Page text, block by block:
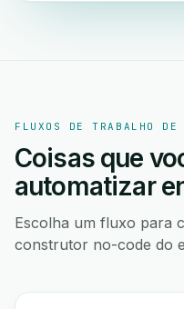
FLUXOS DE TRABALHO DE
Coisas que
automatizar
Escolha um fluxo para
construtor no-code do